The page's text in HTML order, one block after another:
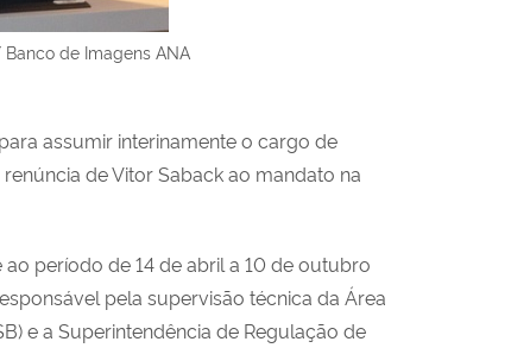
de Imagens ANA
assumir interinamente o cargo de
de Vitor Saback ao mandato na
período de 14 de abril a 10 de outubro
pela supervisão técnica da Área
e a Superintendência de Regulação de